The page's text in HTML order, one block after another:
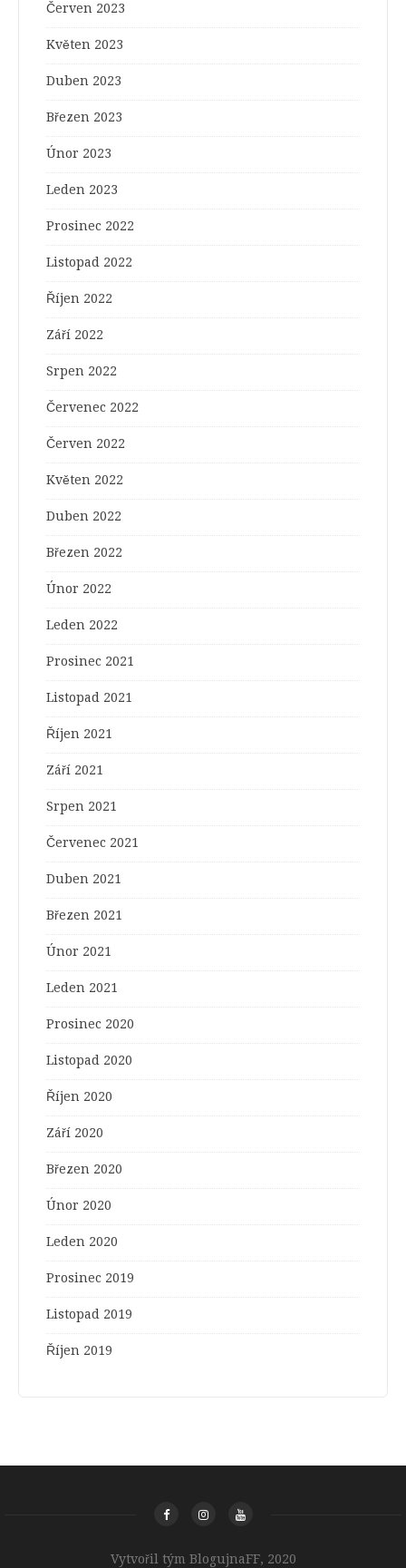
Červen 2023
Květen 2023
Duben 2023
Březen 2023
Únor 2023
Leden 2023
Prosinec 2022
Listopad 2022
Říjen 2022
Září 2022
Srpen 2022
Červenec 2022
Červen 2022
Květen 2022
Duben 2022
Březen 2022
Únor 2022
Leden 2022
Prosinec 2021
Listopad 2021
Říjen 2021
Září 2021
Srpen 2021
Červenec 2021
Duben 2021
Březen 2021
Únor 2021
Leden 2021
Prosinec 2020
Listopad 2020
Říjen 2020
Září 2020
Březen 2020
Únor 2020
Leden 2020
Prosinec 2019
Listopad 2019
Říjen 2019
Vytvořil tým BlogujnaFF, 2020